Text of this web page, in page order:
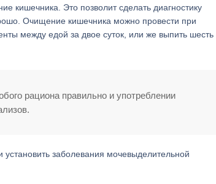
кишечника. Это позволит сделать диагностику
Очищение кишечника можно провести при
между едой за двое суток, или же выпить шесть
рациона правильно и употреблении
заболевания мочевыделительной